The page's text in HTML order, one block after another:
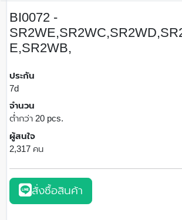
BI0072 -
E,SR2WB,
ประกัน
7d
จำนวน
ต่ำกว่า 20 pcs.
ผู้สนใจ
2,317 คน
สั่งซื้อสินค้า